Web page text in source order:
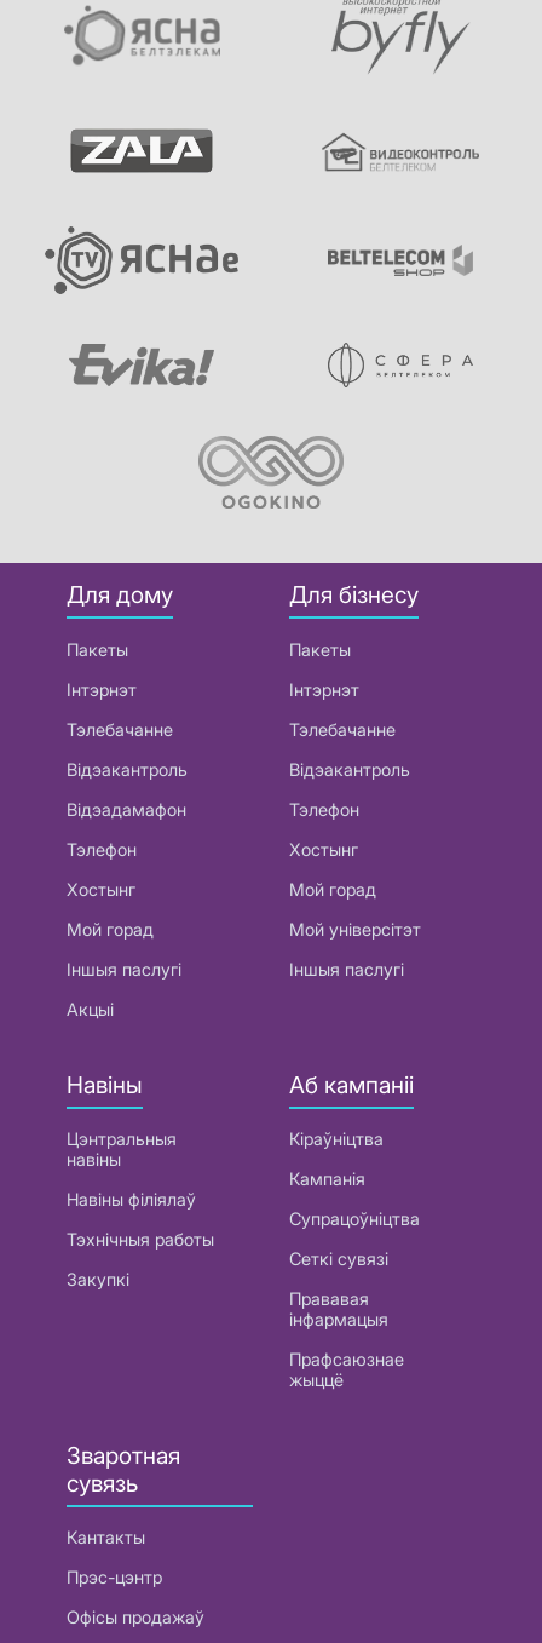
Для дому
Пакеты
Інтэрнэт
Тэлебачанне
Відэакантроль
Відэадамафон
Тэлефон
Хостынг
Мой горад
Іншыя паслугі
Акцыі
Для бізнесу
Пакеты
Інтэрнэт
Тэлебачанне
Відэакантроль
Тэлефон
Хостынг
Мой горад
Мой універсітэт
Іншыя паслугі
Навіны
Цэнтральныя
навіны
Навіны філіялаў
Тэхнічныя работы
Закупкі
Аб кампаніі
Кіраўніцтва
Кампанія
Супрацоўніцтва
Сеткі сувязі
Прававая
інфармацыя
Прафсаюзнае
жыццё
Зваротная
сувязь
Кантакты
Прэс-цэнтр
Офісы продажаў